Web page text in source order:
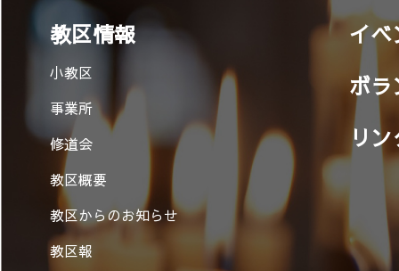
教区情報
小教区
事業所
修道会
教区概要
教区からのお知らせ
教区報
イベ
ボラ
リ